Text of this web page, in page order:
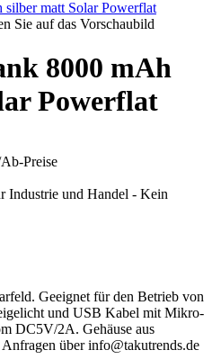
Sie auf das Vorschaubild
8000 mAh
Powerflat
Preise
Industrie und Handel - Kein
Geeignet für den Betrieb von
und USB Kabel mit Mikro-
DC5V/2A. Gehäuse aus
über info@takutrends.de